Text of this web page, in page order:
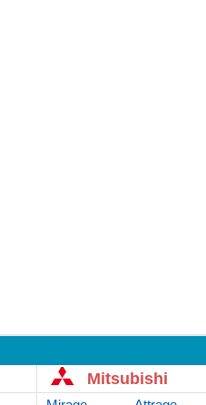
Mitsubishi